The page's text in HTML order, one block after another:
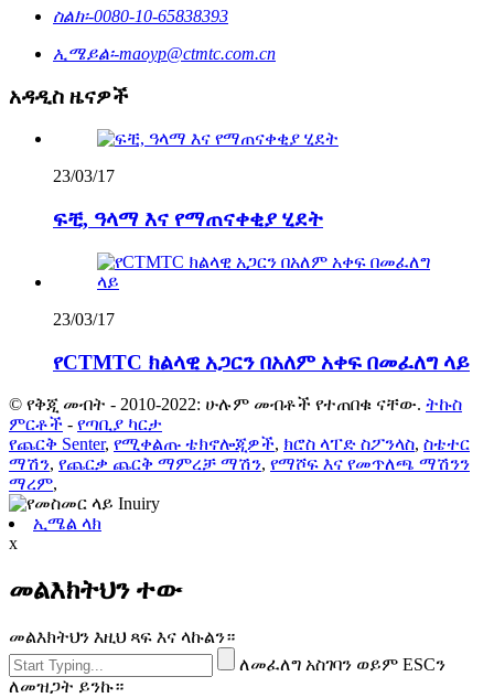
ስልክ፡-0080-10-65838393
ኢሜይል፡-maoyp@ctmtc.com.cn
አዳዲስ ዜናዎች
23/03/17
ፍቺ, ዓላማ እና የማጠናቀቂያ ሂደት
23/03/17
የCTMTC ክልላዊ አጋርን በአለም አቀፍ በመፈለግ ላይ
© የቅጂ መብት - 2010-2022: ሁሉም መብቶች የተጠበቁ ናቸው. ትኩስ
ምርቶች - የጣቢያ ካርታ
የጨርቅ Senter, የሚቀልጡ ቴክኖሎጂዎች, ክሮስ ላፐድ ስፖንላስ, ስቴተር
ማሽን, የጨርቃ ጨርቅ ማምረቻ ማሽን, የማሾፍ እና የመጥለጫ ማሽንን
ማረም,
ኢሜል ላክ
x
መልእክትህን ተው
መልእክትህን እዚህ ጻፍ እና ላኩልን።
ለመፈለግ አስገባን ወይም ESCን
ለመዝጋት ይንኩ።